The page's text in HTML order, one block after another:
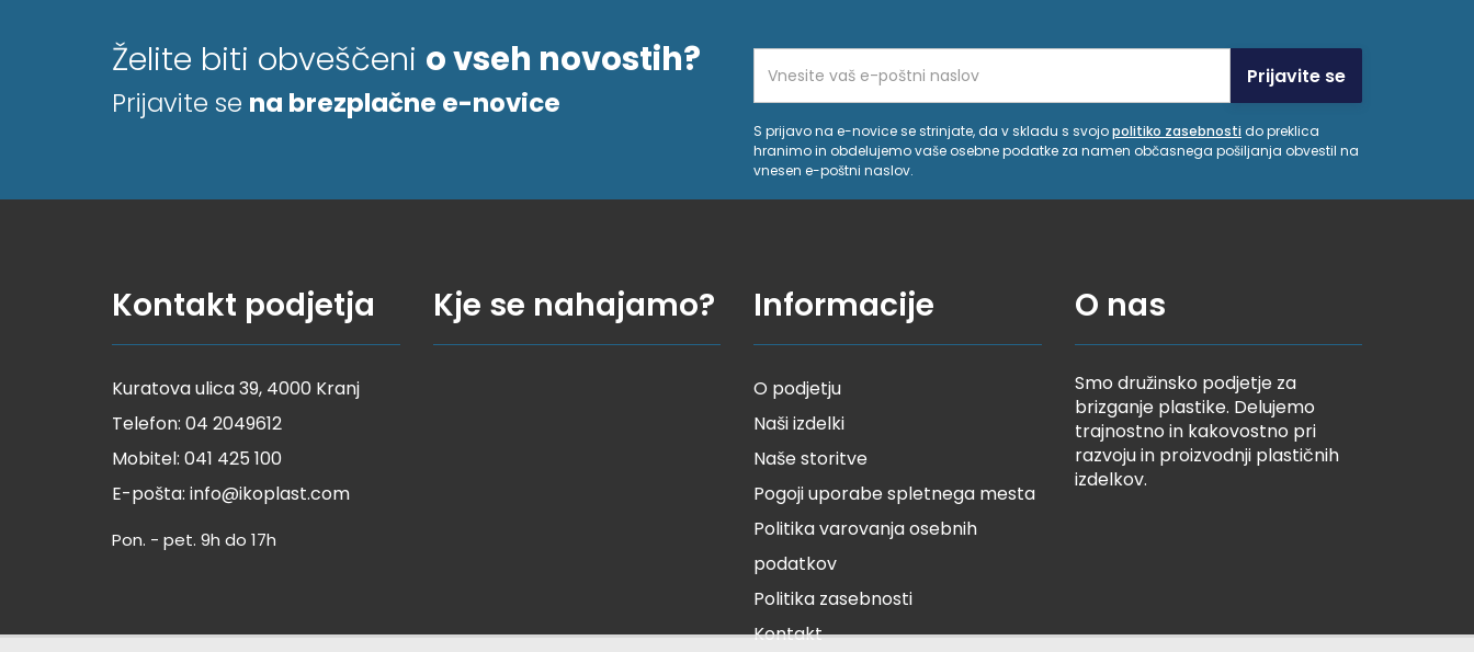
Želite biti obveščeni o vseh novostih?
Prijavite se na brezplačne e-novice
Prijavite se
S prijavo na e-novice se strinjate, da v skladu s svojopolitiko zasebnostido preklica
hranimo in obdelujemo vaše osebne podatke za namen občasnega pošiljanja obvestil na
vnesen e-poštni naslov.
Kontakt podjetja
Kuratova ulica 39, 4000 Kranj
Telefon: 04 2049612
Mobitel: 041 425 100
E-pošta: info@ikoplast.com
Pon. - pet. 9h do 17h
Kje se nahajamo? Informacije
O podjetju
Naši izdelki
Naše storitve
Pogoji uporabe spletnega mesta
Politika varovanja osebnih
podatkov
Politika zasebnosti
Kontakt
O nas
Smo družinsko podjetje za
brizganje plastike. Delujemo
trajnostno in kakovostno pri
razvoju in proizvodnji plastičnih
izdelkov.